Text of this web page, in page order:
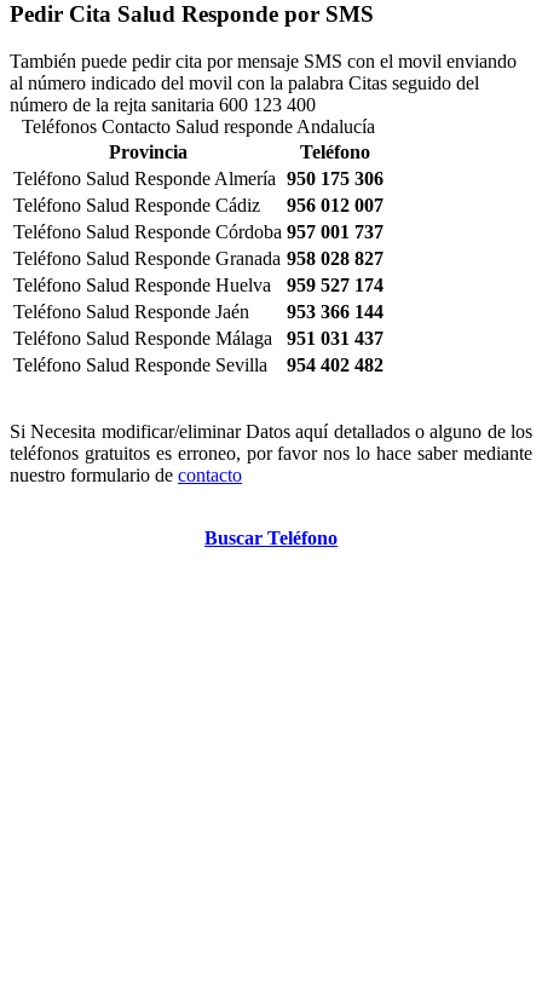
Pedir Cita Salud Responde por SMS
También puede pedir cita por mensaje SMS con el movil enviando
al número indicado del movil con la palabra Citas seguido del
número de la rejta sanitaria 600 123 400
Teléfonos Contacto Salud responde Andalucía
Provincia
Teléfono
Teléfono Salud Responde Almería 950 175 306
Teléfono Salud Responde Cádiz
956 012 007
Teléfono Salud Responde Córdoba 957 001 737
Teléfono Salud Responde Granada 958 028 827
Teléfono Salud Responde Huelva
959 527 174
Teléfono Salud Responde Jaén
953 366 144
Teléfono Salud Responde Málaga
951 031 437
Teléfono Salud Responde Sevilla
954 402 482
Si Necesita modificar/eliminar Datos aquí detallados o alguno de los
teléfonos gratuitos es erroneo, por favor nos lo hace saber mediante
nuestro formulario de contacto
Buscar Teléfono